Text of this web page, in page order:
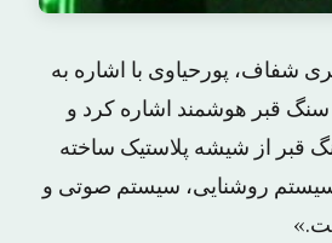
شفاف، پورحیاوی با اشاره به
قبر هوشمند اشاره کرد و
قبر از شیشه پلاستیک ساخته
روشنایی، سیستم صوتی و